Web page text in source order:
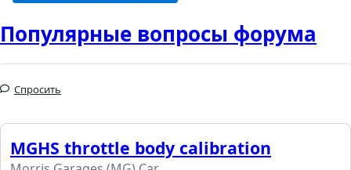
Популярные вопросы форума
Спросить
MGHS throttle body calibration